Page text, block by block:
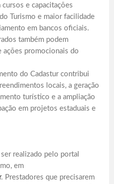
e capacitações
Turismo e maior facilidade
em bancos oficiais.
também podem
ações promocionais do
do Cadastur contribui
locais, a geração
turístico e a ampliação
em projetos estaduais e
realizado pelo portal
em
. Prestadores que precisarem